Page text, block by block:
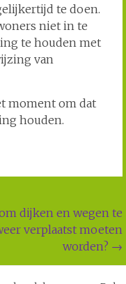
te doen.
niet in te
te houden met
van
moment om dat
houden.
dijken en wegen te
verplaatst moeten
worden? →